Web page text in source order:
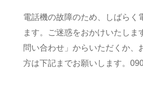
電話機の故障のため、しばらく
ます。ご迷惑をおかけいたしま
問い合わせ」からいただくか、
方は下記までお願いします。